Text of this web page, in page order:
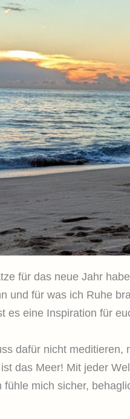
für das neue Jahr
und für was ich Ruhe
es eine Inspiration für
dafür nicht meditieren,
das Meer! Mit jeder
mich sicher,